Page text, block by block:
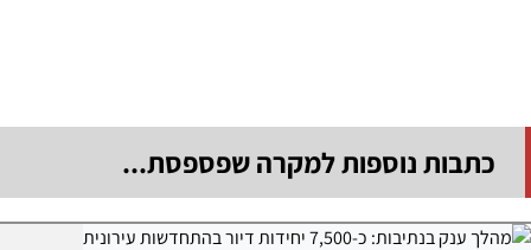
כתבות נוספות למקרה שפספסת...